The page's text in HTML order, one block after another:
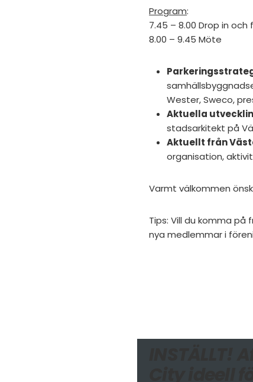
Program:
7.45 – 8.00 Drop in och
8.00 – 9.45 Möte
Wester, Sweco,
Aktuella
stadsarkitekt på
Aktuellt från
organisation,
Varmt välkommen
Tips: Vill du komma
nya medlemmar i